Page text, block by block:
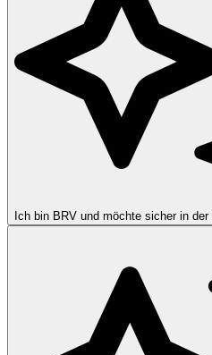
Ich bin BRV und möchte sicher in